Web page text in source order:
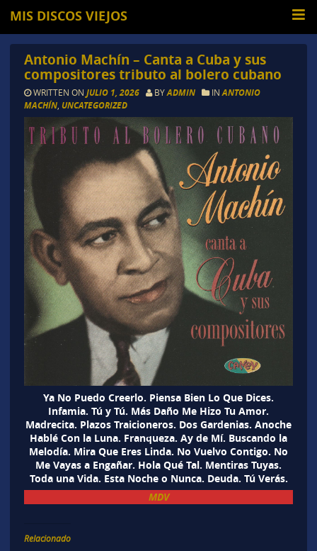
MIS DISCOS VIEJOS
Antonio Machín – Canta a Cuba y sus
compositores tributo al bolero cubano
WRITTEN ON JULIO 1, 2026 BYADMIN IN ANTONIO
MACHÍN, UNCATEGORIZED
Ya No Puedo Creerlo. Piensa Bien Lo Que Dices.
Infamia. Tú y Tú. Más Daño Me Hizo Tu Amor.
Madrecita. Plazos Traicioneros. Dos Gardenias. Anoche
Hablé Con la Luna. Franqueza. Ay de Mí. Buscando la
Melodía. Mira Que Eres Linda. No Vuelvo Contigo. No
Me Vayas a Engañar. Hola Qué Tal. Mentiras Tuyas.
Toda una Vida. Esta Noche o Nunca. Deuda. Tú Verás.
MDV
Relacionado